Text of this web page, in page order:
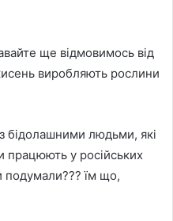
ще відмовимось від
виробляють рослини
бідолашними людьми, які
працюють у російських
подумали??? їм що,